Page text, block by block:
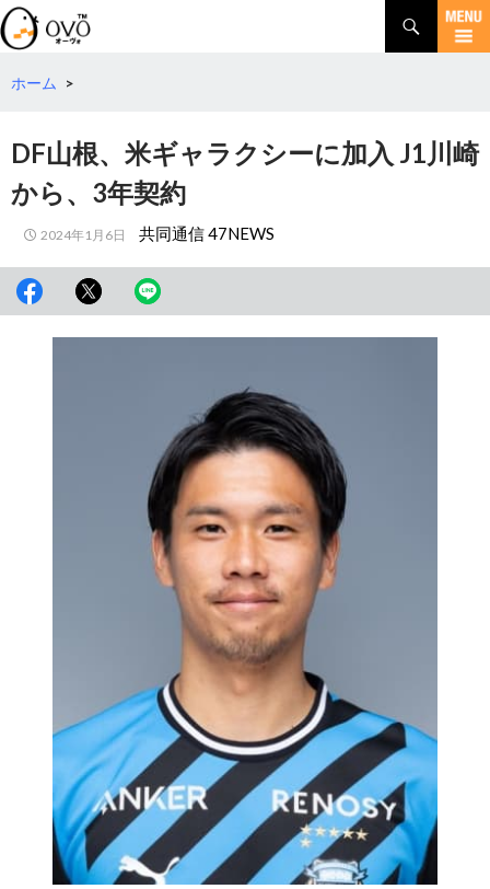
検
索
コ
テ
動
ホーム >
DF山根、米ギャラクシーに加入 J1川崎
から、3年契約
2024年1月6日 共同通信 47NEWS